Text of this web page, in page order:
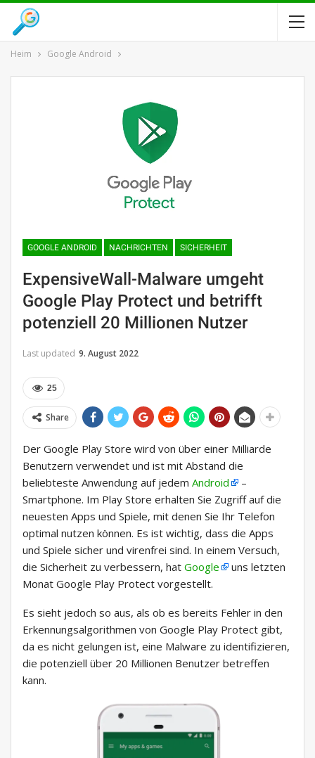
Heim Google Android
GOOGLE ANDROID NACHRICHTEN SICHERHEIT
ExpensiveWall-Malware umgeht
Google Play Protect und betrifft
potenziell 20 Millionen Nutzer
Last updated 9. August 2022
25
Share
Der Google Play Store wird von über einer Milliarde
Benutzern verwendet und ist mit Abstand die
beliebteste Anwendung auf jedem Android
–
Smartphone. Im Play Store erhalten Sie Zugriff auf die
neuesten Apps und Spiele, mit denen Sie Ihr Telefon
optimal nutzen können. Es ist wichtig, dass die Apps
und Spiele sicher und virenfrei sind. In einem Versuch,
die Sicherheit zu verbessern, hat Google
uns letzten
Monat Google Play Protect vorgestellt.
Es sieht jedoch so aus, als ob es bereits Fehler in den
Erkennungsalgorithmen von Google Play Protect gibt,
da es nicht gelungen ist, eine Malware zu identifizieren,
die potenziell über 20 Millionen Benutzer betreffen
kann.